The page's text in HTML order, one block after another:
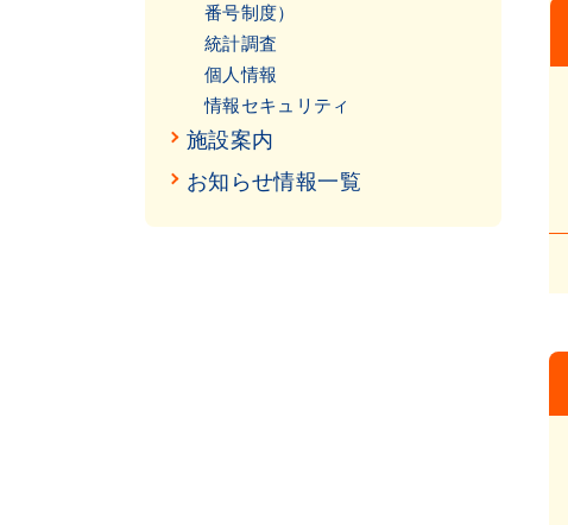
番号制度）
統計調査
個人情報
情報セキュリティ
施設案内
お知らせ情報一覧